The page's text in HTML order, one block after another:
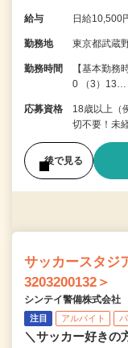
給与 日給10,500
勤務地 東京都武蔵
勤務時間
【基本勤
0 （3）13…
応募資格
18歳以上（
切不要！未
後で見る
サッカースタジ
3203200132＞
シンテイ警備株式会
注目 アルバイト
＼サッカー好きの